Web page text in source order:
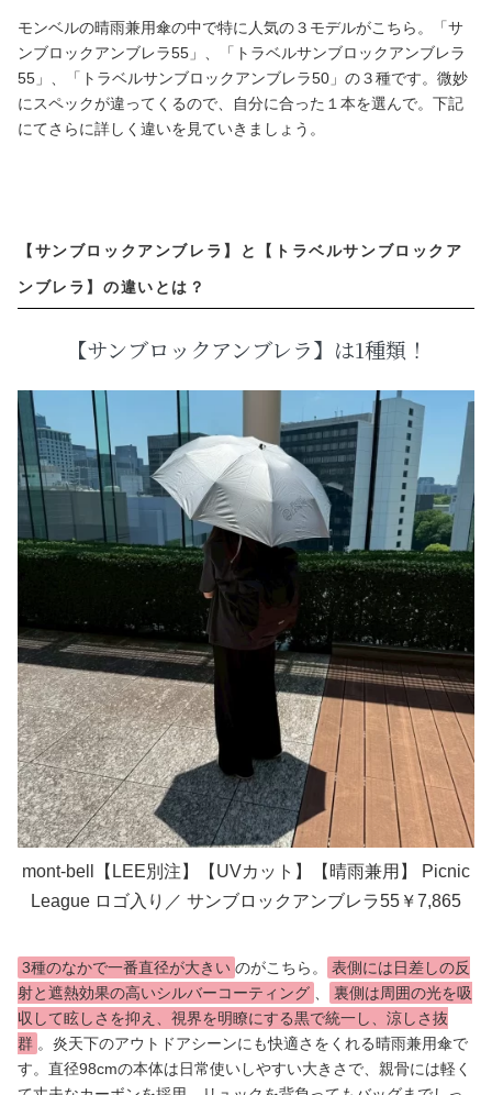
モンベルの晴雨兼用傘の中で特に人気の３モデルがこちら。「サ
ンブロックアンブレラ55」、「トラベルサンブロックアンブレラ
55」、「トラベルサンブロックアンブレラ50」の３種です。微妙
にスペックが違ってくるので、自分に合った１本を選んで。下記
にてさらに詳しく違いを見ていきましょう。
【サンブロックアンブレラ】と【トラベルサンブロックア
ンブレラ】の違いとは？
【サンブロックアンブレラ】は1種類！
mont-bell【LEE別注】【UVカット】【晴雨兼用】 Picnic
League ロゴ入り／ サンブロックアンブレラ55￥7,865
3種のなかで一番直径が大きい のがこちら。
表側には日差しの反
射と遮熱効果の高いシルバーコーティング
裏側は周囲の光を吸
収して眩しさを抑え、視界を明瞭にする黒で統一し、涼しさ抜
群 。炎天下のアウトドアシーンにも快適さをくれる晴雨兼用傘で
す。直径98cmの本体は日常使いしやすい大きさで、親骨には軽く